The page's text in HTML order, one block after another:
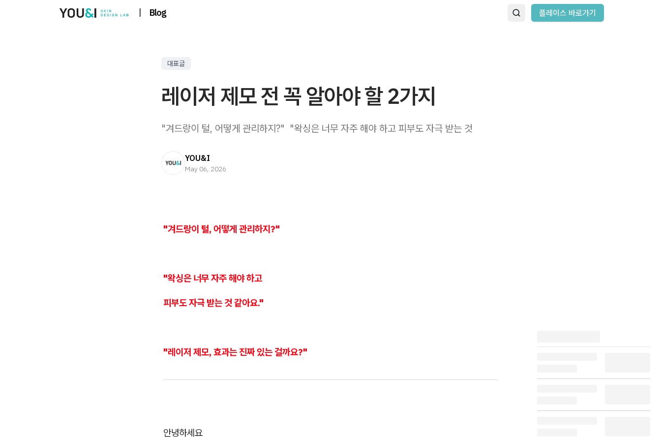
| Blog 플레이스 바로가기
대표글
레이저 제모 전 꼭 알아야 할 2가지
"겨드랑이 털, 어떻게 관리하지?" ​ "왁싱은 너무 자주 해야 하고 피부도 자극 받는 것
YOU&I
May 06, 2026
"겨드랑이 털, 어떻게 관리하지?"
"왁싱은 너무 자주 해야 하고
피부도 자극 받는 것 같아요."
"레이저 제모, 효과는 진짜 있는 걸까요?"
안녕하세요